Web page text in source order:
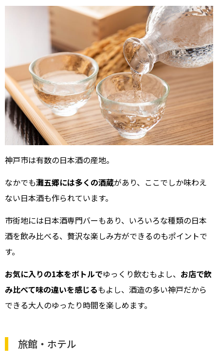
神戸市は有数の日本酒の産地。
なかでも灘五郷には多くの酒蔵があり、ここでしか味わえ
ない日本酒も作られています。
市街地には日本酒専門バーもあり、いろいろな種類の日本
酒を飲み比べる、贅沢な楽しみ方ができるのもポイントで
す。
お気に入りの1本をボトルでゆっくり飲むもよし、 お店で飲
み比べて味の違いを感じるもよし、酒造の多い神戸だから
できる大人のゆったり時間を楽しめます。
旅館・ホテル